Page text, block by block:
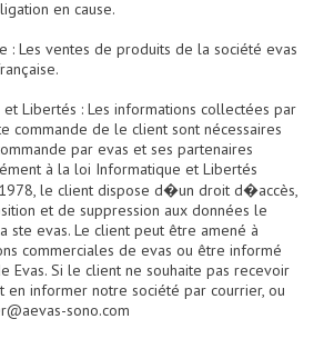
Murales (Ligne 100V 16 - 8 Ohm)
Chambre De Compression
Mp3 Et CDs Sources
PA & Micro Pupitre
Projecteurs De Son
Securité Visite Guidée
Système D'audio Guide
en cause.
: Les ventes de produits de la société evas
Libertés : Les informations collectées par
commande de le client sont nécessaires
par evas et ses partenaires
à la loi Informatique et Libertés
le client dispose d�un droit d�accès,
et de suppression aux données le
ste evas. Le client peut être amené à
commerciales de evas ou être informé
Evas. Si le client ne souhaite pas recevoir
en informer notre société par courrier, ou
sono.com